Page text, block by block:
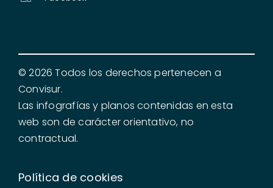
© 2026 Todos los derechos pertenecen a
Convisur.
Las infografías y planos contenidas en esta
web son de carácter orientativo, no
contractual.
Política de cookies